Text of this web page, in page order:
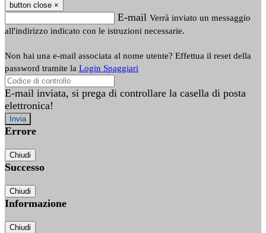
button close ×
E-mail Verrà inviato un messaggio
all'indirizzo indicato con le istruzioni necessarie.
Non hai una e-mail associata al nome utente? Effettua il reset della
password tramite la Login Spaggiari
E-mail inviata, si prega di controllare la casella di posta
elettronica!
Errore
Chiudi
Successo
Chiudi
Informazione
Chiudi